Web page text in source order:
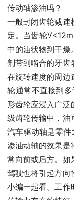
传动轴渗油吗？
一般封闭齿轮减速
定。当齿轮
中的油状物到干燥
剂带到啮合的牙齿
在旋转速度的周边
轮通常不直接到
形齿轮应浸入广泛
级齿轮传输中，油
汽车驱动轴是零
渗油动轴的效果是
常向前或后方。如
驾驶也将引起方向
小编一起看。工作